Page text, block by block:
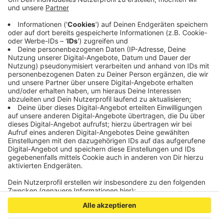
gaben es an, für den Eigenbedarf gekauft zu
haben. Das Veterinäramt der StädteRegion hat die
Ermittlungen übernommen.
Veröffentlicht: Donnerstag, 10.09.2020 13:21
Anzeige